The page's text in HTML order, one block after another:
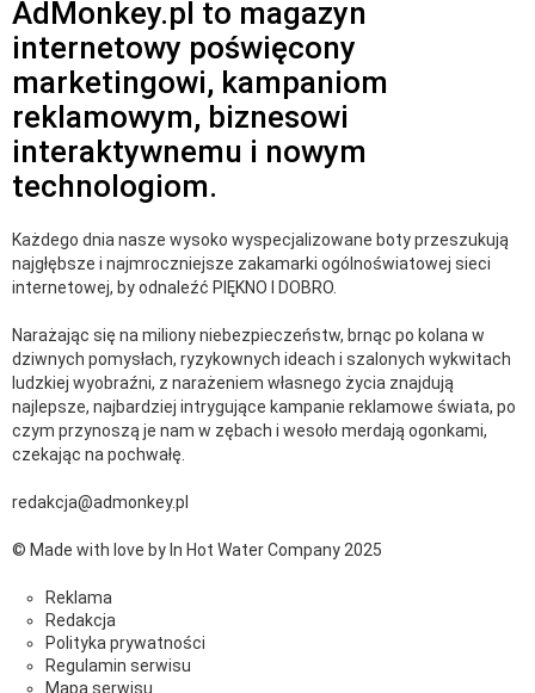
AdMonkey.pl to magazyn
internetowy poświęcony
marketingowi, kampaniom
reklamowym, biznesowi
interaktywnemu i nowym
technologiom.
Każdego dnia nasze wysoko wyspecjalizowane boty przeszukują
najgłębsze i najmroczniejsze zakamarki ogólnoświatowej sieci
internetowej, by odnaleźć PIĘKNO I DOBRO.
Narażając się na miliony niebezpieczeństw, brnąc po kolana w
dziwnych pomysłach, ryzykownych ideach i szalonych wykwitach
ludzkiej wyobraźni, z narażeniem własnego życia znajdują
najlepsze, najbardziej intrygujące kampanie reklamowe świata, po
czym przynoszą je nam w zębach i wesoło merdają ogonkami,
czekając na pochwałę.
redakcja@admonkey.pl
© Made with love by In Hot Water Company 2025
Reklama
Redakcja
Polityka prywatności
Regulamin serwisu
Mapa serwisu